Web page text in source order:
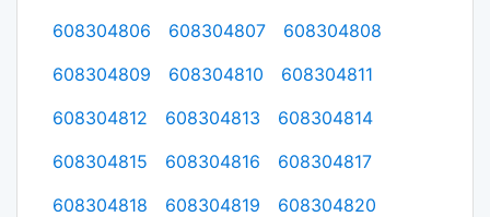
608304806
608304807
608304808
608304809
608304810
608304811
608304812
608304813
608304814
608304815
608304816
608304817
608304818
608304819
608304820